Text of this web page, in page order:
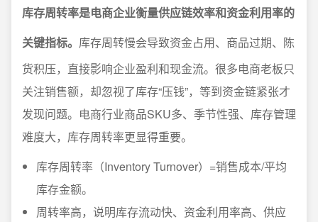
库存周转率是电商企业衡量供应链效率和资金利用率的
关键指标。 库存周转慢会导致资金占用、商品过期、陈
货积压，直接影响企业盈利和现金流。很多电商老板只
关注销售额，却忽视了库存“压钱”，等到资金链紧张才
发现问题。电商行业商品SKU多、季节性强、库存管理
难度大，库存周转率更显得重要。
库存周转率（Inventory Turnover）=销售成本/平均
库存金额。
周转率高，说明库存流动快、资金利用率高、供应